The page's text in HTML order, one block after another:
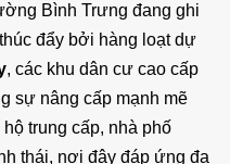
Bình Trưng đang ghi
đẩy bởi hàng loạt dự
, các khu dân cư cao cấp
sự nâng cấp mạnh mẽ
trung cấp, nhà phố
thái, nơi đây đáp ứng đa